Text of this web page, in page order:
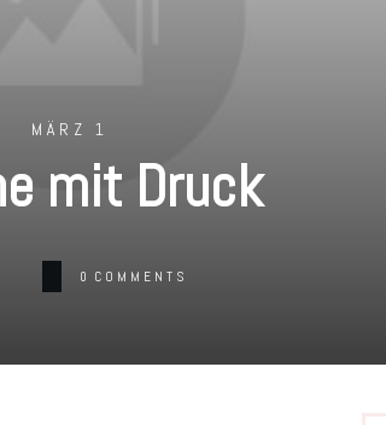
MÄRZ 1
mit Druck
0 COMMENTS